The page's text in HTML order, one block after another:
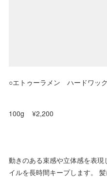
○エトゥーラメン ハードワッ
100g ¥2,200
動きのある束感や立体感を表
イルを長時間キープします。